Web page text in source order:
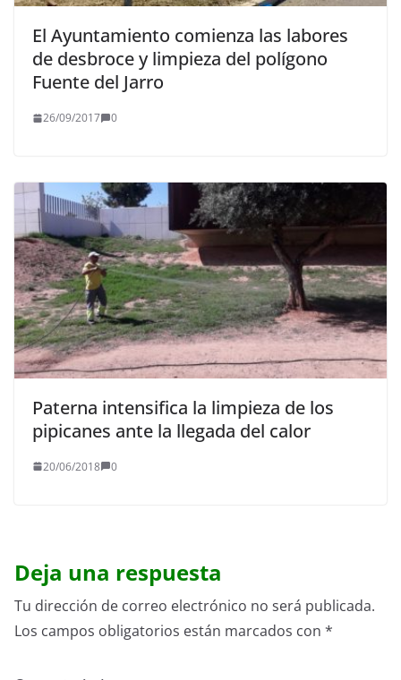
El Ayuntamiento comienza las labores
de desbroce y limpieza del polígono
Fuente del Jarro
26/09/2017 0
Paterna intensifica la limpieza de los
pipicanes ante la llegada del calor
20/06/2018 0
Deja una respuesta
Tu dirección de correo electrónico no será publicada.
Los campos obligatorios están marcados con *